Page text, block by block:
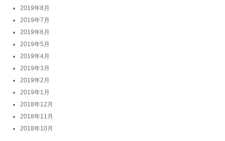
2019年8月
2019年7月
2019年6月
2019年5月
2019年4月
2019年3月
2019年2月
2019年1月
2018年12月
2018年11月
2018年10月